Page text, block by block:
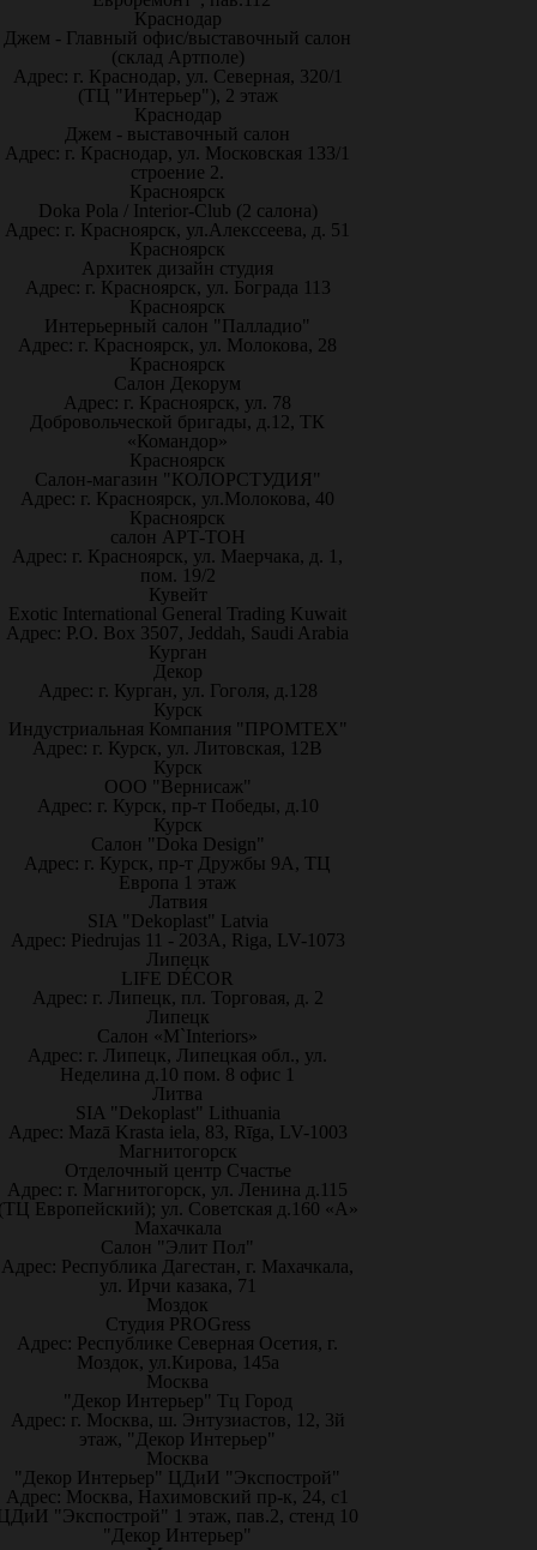
Краснодар
Джем - Главный офис/выставочный салон
(склад Артполе)
Адрес: г. Краснодар, ул. Северная, 320/1
(ТЦ "Интерьер"), 2 этаж
Краснодар
Джем - выставочный салон
Адрес: г. Краснодар, ул. Московская 133/1
строение 2.
Красноярск
Doka Pola / Interior-Club (2 салона)
Адрес: г. Красноярск, ул.Алекссеева, д. 51
Красноярск
Архитек дизайн студия
Адрес: г. Красноярск, ул. Бограда 113
Красноярск
Интерьерный салон "Палладио"
Адрес: г. Красноярск, ул. Молокова, 28
Красноярск
Салон Декорум
Адрес: г. Красноярск, ул. 78
Добровольческой бригады, д.12, ТК
«Командор»
Красноярск
Салон-магазин "КОЛОРСТУДИЯ"
Адрес: г. Красноярск, ул.Молокова, 40
Красноярск
салон АРТ-ТОН
Адрес: г. Красноярск, ул. Маерчака, д. 1,
пом. 19/2
Кувейт
Exotic International General Trading Kuwait
Адрес: P.O. Box 3507, Jeddah, Saudi Arabia
Курган
Декор
Адрес: г. Курган, ул. Гоголя, д.128
Курск
Индустриальная Компания "ПРОМТЕХ"
Адрес: г. Курск, ул. Литовская, 12В
Курск
ООО "Вернисаж"
Адрес: г. Курск, пр-т Победы, д.10
Курск
Салон "Doka Design"
Адрес: г. Курск, пр-т Дружбы 9А, ТЦ
Европа 1 этаж
Латвия
SIA "Dekoplast" Latvia
Адрес: Piedrujas 11 - 203A, Riga, LV-1073
Липецк
LIFE DÉCOR
Адрес: г. Липецк, пл. Торговая, д. 2
Липецк
Салон «M`Interiors»
Адрес: г. Липецк, Липецкая обл., ул.
Неделина д.10 пом. 8 офис 1
Литва
SIA "Dekoplast" Lithuania
Адрес: Mazā Krasta iela, 83, Rīga, LV-1003
Магнитогорск
Отделочный центр Счастье
Адрес: г. Магнитогорск, ул. Ленина д.115
Европейский); ул. Советская д.160 «А»
Махачкала
Салон "Элит Пол"
Адрес: Республика Дагестан, г. Махачкала,
ул. Ирчи казака, 71
Моздок
Студия PROGress
Адрес: Республике Северная Осетия, г.
Моздок, ул.Кирова, 145а
Москва
"Декор Интерьер" Тц Город
Адрес: г. Москва, ш. Энтузиастов, 12, 3й
этаж, "Декор Интерьер"
Москва
"Декор Интерьер" ЦДиИ "Экспострой"
Адрес: Москва, Нахимовский пр-к, 24, с1
"Экспострой" 1 этаж, пав.2, стенд 10
"Декор Интерьер"